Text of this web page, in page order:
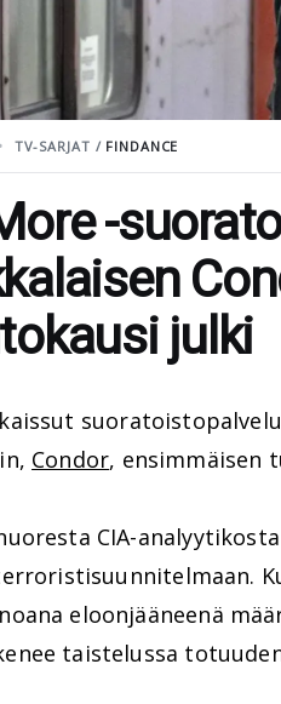
TV-SARJAT / FINDANCE
-
julki
Condor, ensimmäisen
CIA-
eloonjääneenä
taistelussa